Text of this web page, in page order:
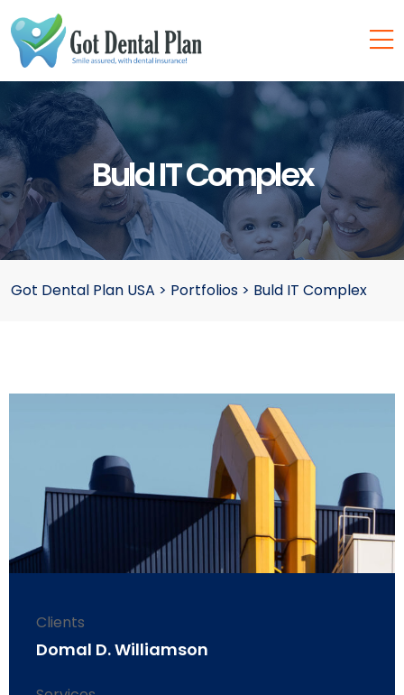
Buld IT Complex
Got Dental Plan USA > Portfolios > Buld IT Complex
Clients
Domal D. Williamson